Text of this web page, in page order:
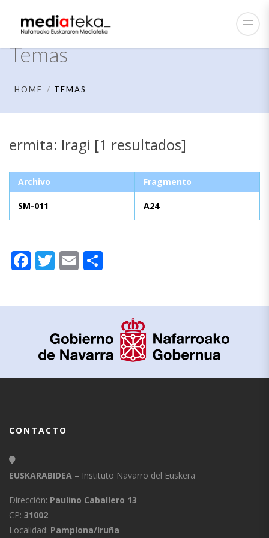
Temas
HOME TEMAS
ermita: Iragi [1 resultados]
Archivo Fragmento
SM-011 A24
Facebook
Twitter
Email
CONTACTO
EUSKARABIDEA – Instituto Navarro del Euskera
Dirección: Paulino Caballero 13
CP: 31002
Localidad: Pamplona/Iruña